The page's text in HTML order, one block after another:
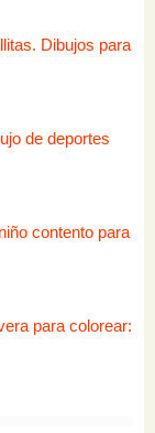
Dibujos para
de deportes
contento para
para colorear: